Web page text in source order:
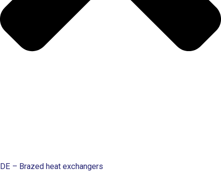
DE – Brazed heat exchangers